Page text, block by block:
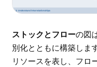
ストックとフローの図
別化とともに構築しま
リソースを表し、フロ